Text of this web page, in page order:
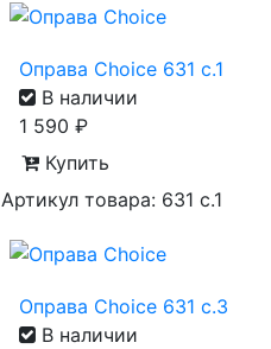
Оправа Choice 631 с.1
В наличии
1 590 ₽
Купить
Артикул товара: 631 с.1
Оправа Choice 631 с.3
В наличии